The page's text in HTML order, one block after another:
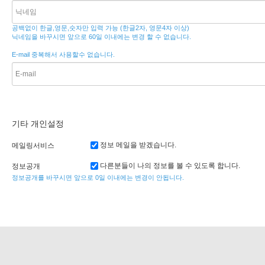
공백없이 한글,영문,숫자만 입력 가능 (한글2자, 영문4자 이상)
닉네임을 바꾸시면 앞으로 60일 이내에는 변경 할 수 없습니다.
E-mail 중복해서 사용할수 없습니다.
기타 개인설정
메일링서비스 정보 메일을 받겠습니다.
정보공개 다른분들이 나의 정보를 볼 수 있도록 합니다.
정보공개를 바꾸시면 앞으로 0일 이내에는 변경이 안됩니다.